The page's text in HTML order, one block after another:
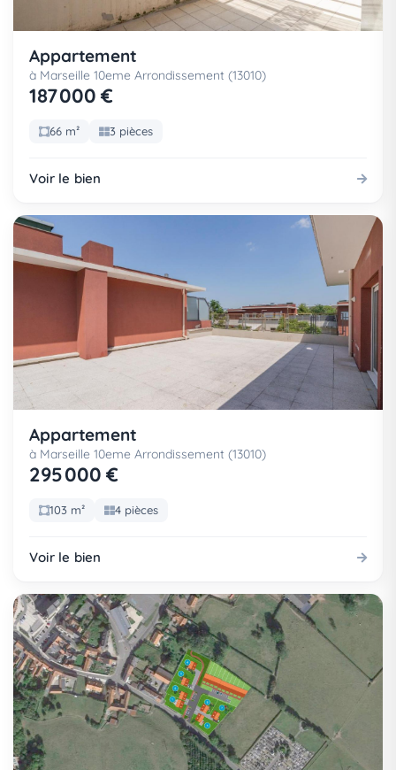
Appartement
à Marseille 10eme Arrondissement (13010)
187 000 €
66 m² 3 pièces
Voir le bien
Appartement
à Marseille 10eme Arrondissement (13010)
295 000 €
103 m² 4 pièces
Voir le bien